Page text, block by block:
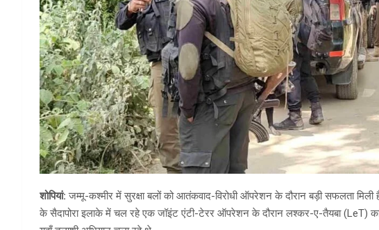
शोपियां: जम्मू-कश्मीर में सुरक्षा बलों को आतंकवाद-विरोधी ऑपरेशन के दौरान बड़ी सफलता मिली
के सैदापोरा इलाके में चल रहे एक जॉइंट एंटी-टेरर ऑपरेशन के दौरान लश्कर-ए-तैयबा (LeT)